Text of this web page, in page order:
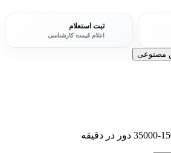
ثبت استعلام
اعلام قیمت کارشناسی
مصنوعی
در دقیقه